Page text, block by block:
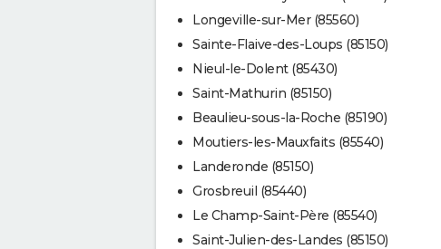
Longeville-sur-Mer (85560)
Sainte-Flaive-des-Loups (85150)
Nieul-le-Dolent (85430)
Saint-Mathurin (85150)
Beaulieu-sous-la-Roche (85190)
Moutiers-les-Mauxfaits (85540)
Landeronde (85150)
Grosbreuil (85440)
Le Champ-Saint-Père (85540)
Saint-Julien-des-Landes (85150)